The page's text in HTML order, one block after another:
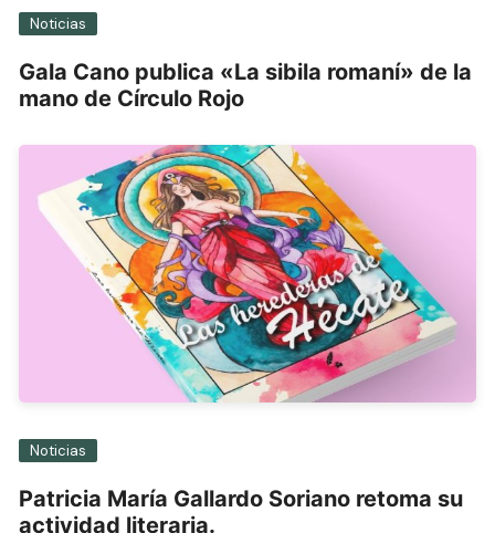
Noticias
Gala Cano publica «La sibila romaní» de la
mano de Círculo Rojo
Noticias
Patricia María Gallardo Soriano retoma su
actividad literaria.